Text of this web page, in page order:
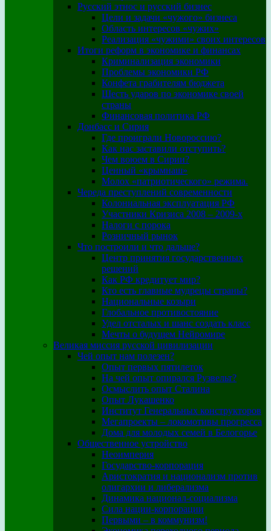
Русский этнос и русский бизнес
Цели и задачи «чужого» бизнеса
Область интересов «чужих»
Реализация «чужими» своих интересов
Итоги реформ в экономике и финансах
Криминализация экономики
Проблемы экономики РФ
Конфета грабителям бюджета
Шесть ударов по экономике своей
страны
Финансовая политика РФ
Донбасс и Сирия
Где проиграли Новороссию?
Как нас заставили отступить?
Чем воюем в Сирии?
Ценный «крымнаш»
Молох «патриотического» режима.
Череда преступлений современности
Колониальная эксплуатация РФ
Участники Кризиса 2008 – 2009-х
Налоги с порока
Розничный рынок
Что построили и что дальше?
Центр принятия государственных
решений
Как РФ кредитует мир?
Кто есть главные мудрецы страны?
Национальные козыри
Глобальное противостояние
Удел отсталых и шанс создать класс
Мечты о будущем Нейромире
Великая миссия русской цивилизации
Чей опыт нам полезен?
Опыт первых пятилеток
На чей опыт опирался Рузвельт?
Осмыслить опыт Сталина
Опыт Лукашенко
Институт Генеральных конструкторов
Мегапроекты – локомотивы прогресса
Дома для молодых семей в Белогорье
Общественное устройство
Неоимперия
Государство-корпорация
Аристократия и национализм против
олигархии и либерализма
Динамика национал-социализма
Сила нации-корпорации
Первыми – в коммунизм!